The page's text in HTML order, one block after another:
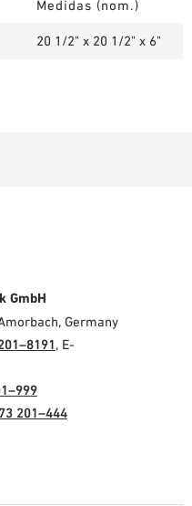
Medidas (nom.)
20 1/2" x 20 1/2" x 6"
GmbH
Germany
, E-
201–444